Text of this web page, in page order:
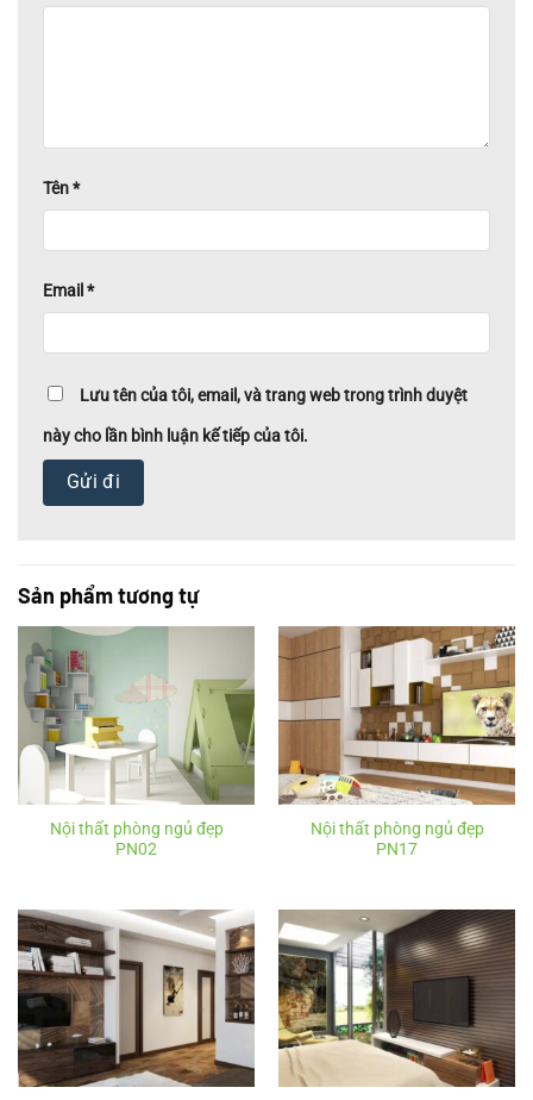
Tên*
Email *
Lưu tên của tôi, email, và trang web trong trình duyệt
này cho lần bình luận kế tiếp của tôi.
Sản phẩm tương tự
Nội thất phòng ngủ đẹp
PN02
Nội thất phòng ngủ đẹp
PN17